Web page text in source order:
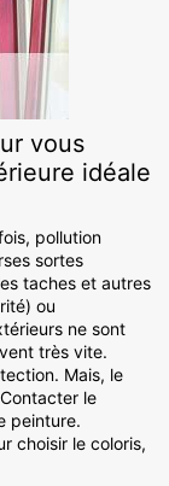
vous
idéale
pollution
sortes
taches et autres
ou
ne sont
très vite.
Mais, le
le
peinture.
choisir le coloris,